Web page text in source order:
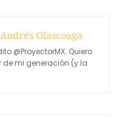
Andrés Olascoaga
@ProyectorMX. Quiero
de mi generación (y la